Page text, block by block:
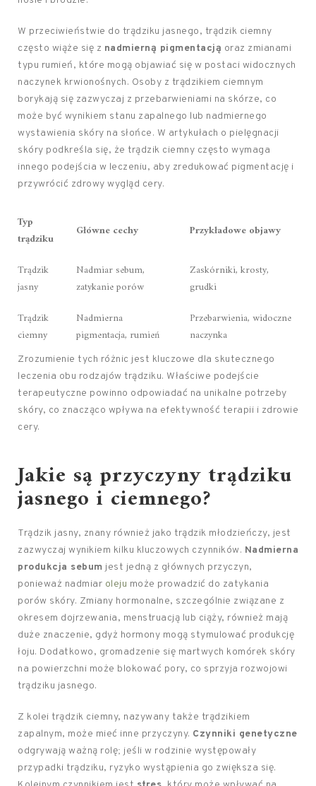
W przeciwieństwie do trądziku jasnego, trądzik ciemny
często wiąże się z nadmierną pigmentacją oraz zmianami
typu rumień, które mogą objawiać się w postaci widocznych
naczynek krwionośnych. Osoby z trądzikiem ciemnym
borykają się zazwyczaj z przebarwieniami na skórze, co
może być wynikiem stanu zapalnego lub nadmiernego
wystawienia skóry na słońce. W artykułach o pielęgnacji
skóry podkreśla się, że trądzik ciemny często wymaga
innego podejścia w leczeniu, aby zredukować pigmentację i
przywrócić zdrowy wygląd cery.
Typ
trądziku
Główne cechy Przykładowe objawy
Trądzik
jasny
Nadmiar sebum,
zatykanie porów
Zaskórniki, krosty,
grudki
Trądzik
ciemny
Nadmierna
pigmentacja, rumień
Przebarwienia, widoczne
naczynka
Zrozumienie tych różnic jest kluczowe dla skutecznego
leczenia obu rodzajów trądziku. Właściwe podejście
terapeutyczne powinno odpowiadać na unikalne potrzeby
skóry, co znacząco wpływa na efektywność terapii i zdrowie
cery.
Jakie są przyczyny trądziku
jasnego i ciemnego?
Trądzik jasny, znany również jako trądzik młodzieńczy, jest
zazwyczaj wynikiem kilku kluczowych czynników. Nadmierna
produkcja sebum jest jedną z głównych przyczyn,
ponieważ nadmiar oleju może prowadzić do zatykania
porów skóry. Zmiany hormonalne, szczególnie związane z
okresem dojrzewania, menstruacją lub ciąży, również mają
duże znaczenie, gdyż hormony mogą stymulować produkcję
łoju. Dodatkowo, gromadzenie się martwych komórek skóry
na powierzchni może blokować pory, co sprzyja rozwojowi
trądziku jasnego.
Z kolei trądzik ciemny, nazywany także trądzikiem
zapalnym, może mieć inne przyczyny. Czynniki genetyczne
odgrywają ważną rolę; jeśli w rodzinie występowały
przypadki trądziku, ryzyko wystąpienia go zwiększa się.